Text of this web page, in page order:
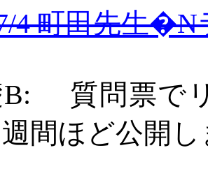
4町田先生�N
B:
質問票で
間ほど公開